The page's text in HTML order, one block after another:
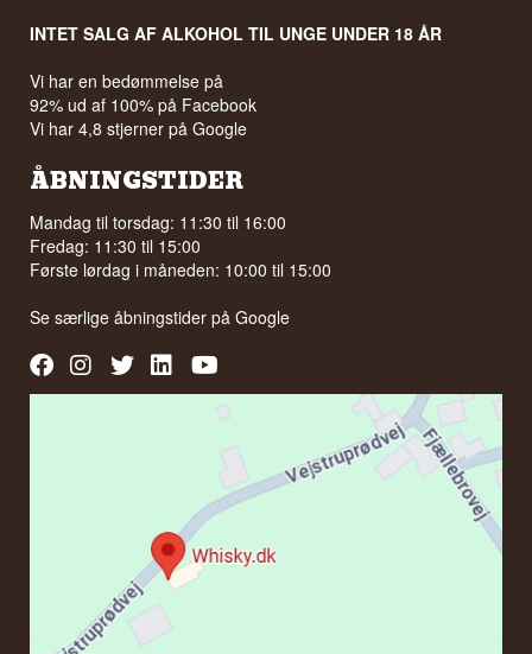
INTET SALG AF ALKOHOL TIL UNGE UNDER 18 ÅR
Vi har en bedømmelse på
92% ud af 100% på Facebook
Vi har 4,8 stjerner på Google
ÅBNINGSTIDER
Mandag til torsdag: 11:30 til 16:00
Fredag: 11:30 til 15:00
Første lørdag i måneden: 10:00 til 15:00
Se særlige åbningstider påGoogle